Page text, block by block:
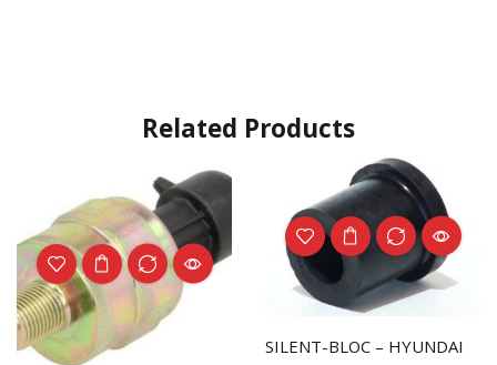
Related Products
SILENT-BLOC – HYUNDAI